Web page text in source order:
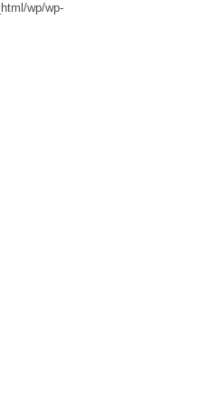
wp/wp-